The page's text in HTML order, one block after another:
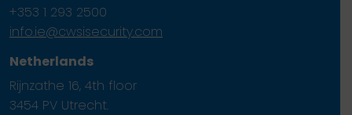
+353 1 293 2500
info.ie@cwsisecurity.com
Netherlands
Rijnzathe 16, 4th floor
3454 PV Utrecht.